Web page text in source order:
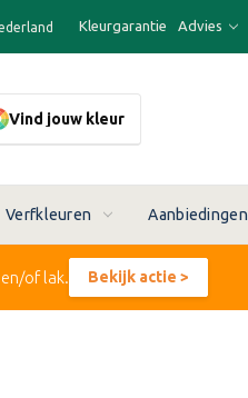
Kleurgarantie Advies
Vind jouw kleur
Verfkleuren Aanbiedingen
of lak. Bekijk actie >